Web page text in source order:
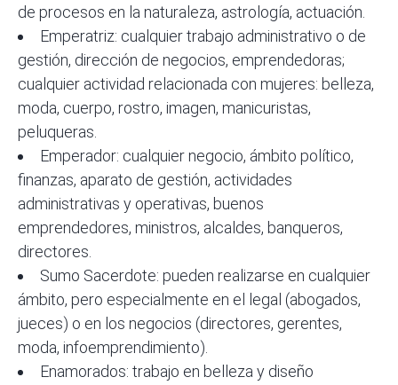
de procesos en la naturaleza, astrología, actuación.
Emperatriz: cualquier trabajo administrativo o de
gestión, dirección de negocios, emprendedoras;
cualquier actividad relacionada con mujeres: belleza,
moda, cuerpo, rostro, imagen, manicuristas,
peluqueras.
Emperador: cualquier negocio, ámbito político,
finanzas, aparato de gestión, actividades
administrativas y operativas, buenos
emprendedores, ministros, alcaldes, banqueros,
directores.
Sumo Sacerdote: pueden realizarse en cualquier
ámbito, pero especialmente en el legal (abogados,
jueces) o en los negocios (directores, gerentes,
moda, infoemprendimiento).
Enamorados: trabajo en belleza y diseño